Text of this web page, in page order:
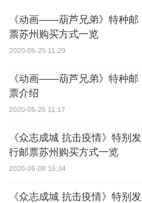
《动画——葫芦兄弟》特种邮
票苏州购买方式一览
2020-05-25 11:29
《动画——葫芦兄弟》特种邮
票介绍
2020-05-25 11:17
《众志成城 抗击疫情》特别发
行邮票苏州购买方式一览
2020-05-08 16:34
《众志成城 抗击疫情》特别发